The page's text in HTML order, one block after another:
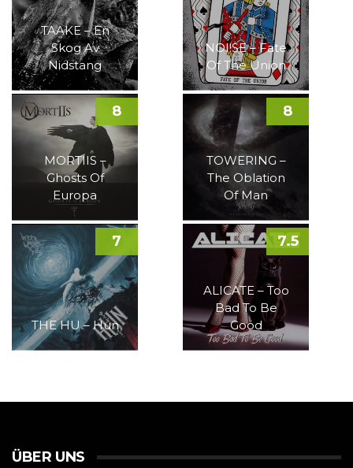
TAAKE – En
Skog Av
Nidstang
NOI!SE – Fate
Of The Union
MORTIIS –
Ghosts Of
Europa
8
TOWERING –
The Oblation
Of Man
8
THE HU – Hun
7
ALICATE – Too
Bad To Be
Good
7.5
ÜBER UNS